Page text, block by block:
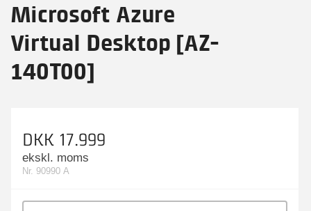
Microsoft Azure
Virtual Desktop [AZ-
140T00]
DKK 17.999
ekskl. moms
Nr. 90990 A